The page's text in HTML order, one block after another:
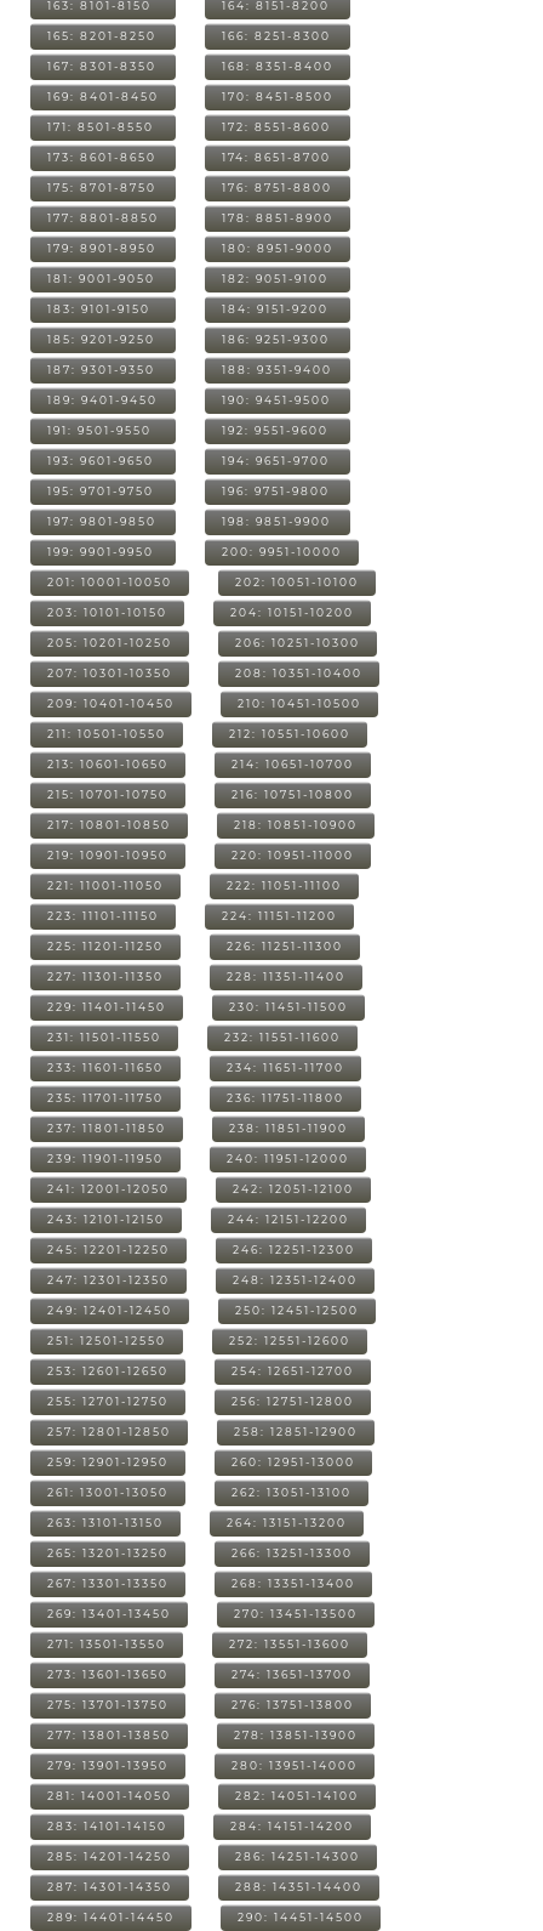
163: 8101-8150 164: 8151-8200
165: 8201-8250 166: 8251-8300
167: 8301-8350 168: 8351-8400
169: 8401-8450 170: 8451-8500
171: 8501-8550 172: 8551-8600
173: 8601-8650 174: 8651-8700
175: 8701-8750 176: 8751-8800
177: 8801-8850 178: 8851-8900
179: 8901-8950 180: 8951-9000
181: 9001-9050 182: 9051-9100
183: 9101-9150 184: 9151-9200
185: 9201-9250 186: 9251-9300
187: 9301-9350 188: 9351-9400
189: 9401-9450 190: 9451-9500
191: 9501-9550 192: 9551-9600
193: 9601-9650 194: 9651-9700
195: 9701-9750 196: 9751-9800
197: 9801-9850 198: 9851-9900
199: 9901-9950 200: 9951-10000
201: 10001-10050 202: 10051-10100
203: 10101-10150 204: 10151-10200
205: 10201-10250 206: 10251-10300
207: 10301-10350 208: 10351-10400
209: 10401-10450 210: 10451-10500
211: 10501-10550 212: 10551-10600
213: 10601-10650 214: 10651-10700
215: 10701-10750 216: 10751-10800
217: 10801-10850 218: 10851-10900
219: 10901-10950 220: 10951-11000
221: 11001-11050 222: 11051-11100
223: 11101-11150 224: 11151-11200
225: 11201-11250 226: 11251-11300
227: 11301-11350 228: 11351-11400
229: 11401-11450 230: 11451-11500
231: 11501-11550 232: 11551-11600
233: 11601-11650 234: 11651-11700
235: 11701-11750 236: 11751-11800
237: 11801-11850 238: 11851-11900
239: 11901-11950 240: 11951-12000
241: 12001-12050 242: 12051-12100
243: 12101-12150 244: 12151-12200
245: 12201-12250 246: 12251-12300
247: 12301-12350 248: 12351-12400
249: 12401-12450 250: 12451-12500
251: 12501-12550 252: 12551-12600
253: 12601-12650 254: 12651-12700
255: 12701-12750 256: 12751-12800
257: 12801-12850 258: 12851-12900
259: 12901-12950 260: 12951-13000
261: 13001-13050 262: 13051-13100
263: 13101-13150 264: 13151-13200
265: 13201-13250 266: 13251-13300
267: 13301-13350 268: 13351-13400
269: 13401-13450 270: 13451-13500
271: 13501-13550 272: 13551-13600
273: 13601-13650 274: 13651-13700
275: 13701-13750 276: 13751-13800
277: 13801-13850 278: 13851-13900
279: 13901-13950 280: 13951-14000
281: 14001-14050 282: 14051-14100
283: 14101-14150 284: 14151-14200
285: 14201-14250 286: 14251-14300
287: 14301-14350 288: 14351-14400
289: 14401-14450 290: 14451-14500